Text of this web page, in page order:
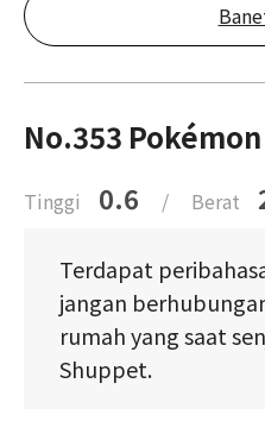
No.353
Tinggi 0.6 / Berat
Terdapat
jangan
rumah yang saat
Shuppet.